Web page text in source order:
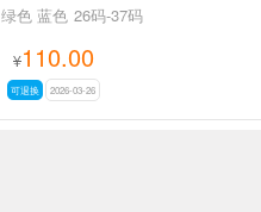
绿色 蓝色 26码-37码
¥110.00
可退换 2026-03-26